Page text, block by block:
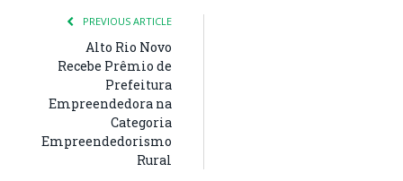
PREVIOUS ARTICLE
Alto Rio Novo
Recebe Prêmio de
Prefeitura
Empreendedora na
Categoria
Empreendedorismo
Rural